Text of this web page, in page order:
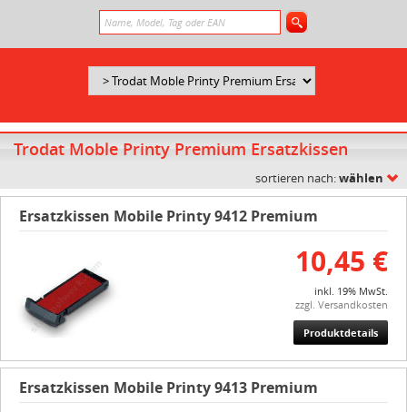
Trodat Moble Printy Premium Ersatzkissen
sortieren nach:wählen
Ersatzkissen Mobile Printy 9412 Premium
10,45 €
inkl. 19% MwSt.
zzgl. Versandkosten
Produktdetails
Ersatzkissen Mobile Printy 9413 Premium